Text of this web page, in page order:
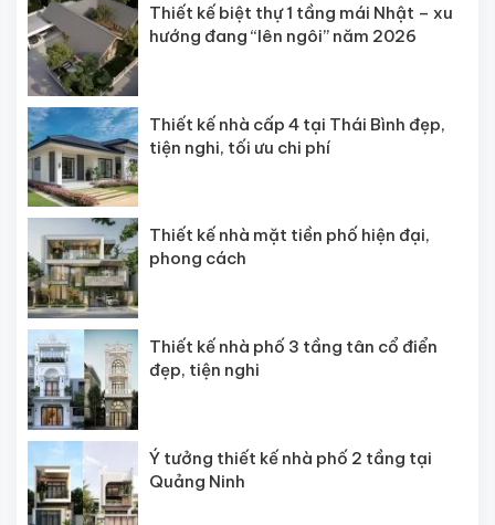
Thiết kế biệt thự 1 tầng mái Nhật – xu
hướng đang “lên ngôi” năm 2026
Thiết kế nhà cấp 4 tại Thái Bình đẹp,
tiện nghi, tối ưu chi phí
Thiết kế nhà mặt tiền phố hiện đại,
phong cách
Thiết kế nhà phố 3 tầng tân cổ điển
đẹp, tiện nghi
Ý tưởng thiết kế nhà phố 2 tầng tại
Quảng Ninh